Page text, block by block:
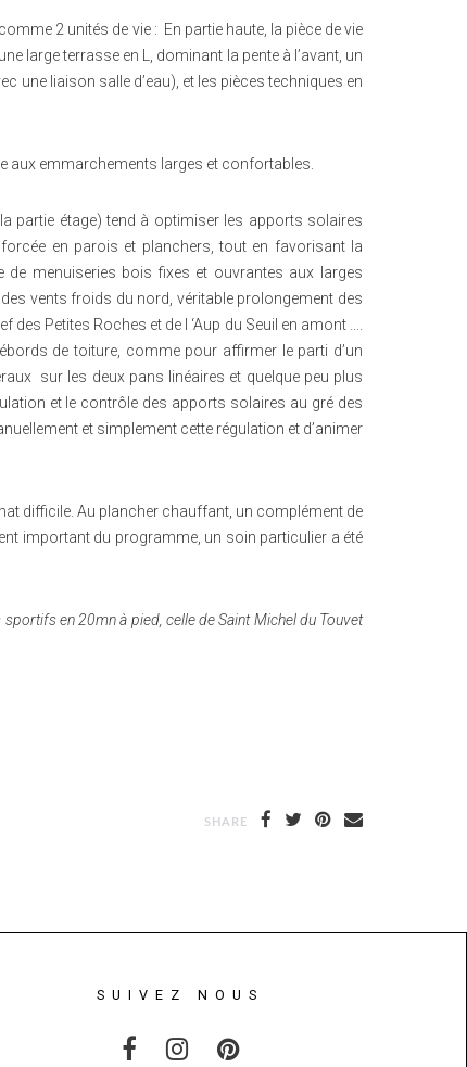
2 unités de vie : En partie haute, la pièce de vie
large terrasse en L, dominant la pente à l’avant, un
une liaison salle d’eau), et les pièces techniques en
aux emmarchements larges et confortables.
partie étage) tend à optimiser les apports solaires
en parois et planchers, tout en favorisant la
de menuiseries bois fixes et ouvrantes aux larges
vents froids du nord, véritable prolongement des
Petites Roches et de l ‘Aup du Seuil en amont ….
de toiture, comme pour affirmer le parti d’un
sur les deux pans linéaires et quelque peu plus
et le contrôle des apports solaires au gré des
et simplement cette régulation et d’animer
difficile. Au plancher chauffant, un complément de
important du programme, un soin particulier a été
en 20mn à pied, celle de Saint Michel du Touvet
SHARE
SUIVEZ NOUS